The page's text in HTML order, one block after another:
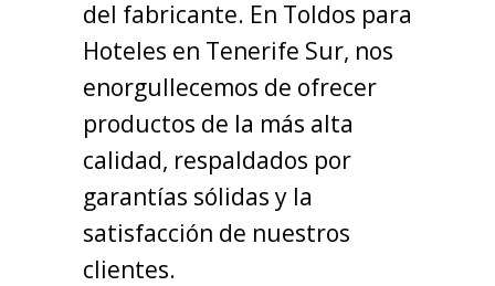
del fabricante. En Toldos para
Hoteles en Tenerife Sur, nos
enorgullecemos de ofrecer
productos de la más alta
calidad, respaldados por
garantías sólidas y la
satisfacción de nuestros
clientes.